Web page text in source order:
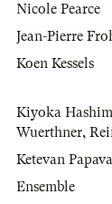
Nicole Pearce
Jean-Pierre
Koen Kessels
Kiyoka
Wuerthner,
Ketevan Papava
Ensemble